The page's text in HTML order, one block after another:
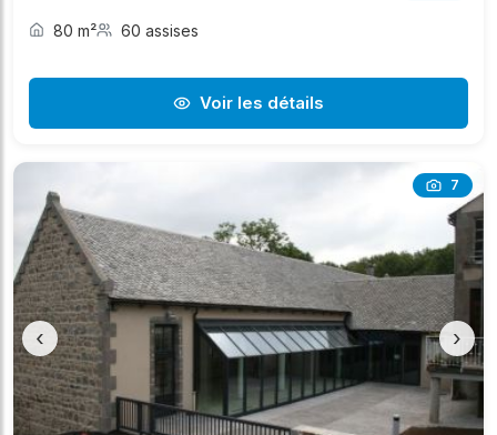
80 m² 60 assises
Voir les détails
7
‹ ›